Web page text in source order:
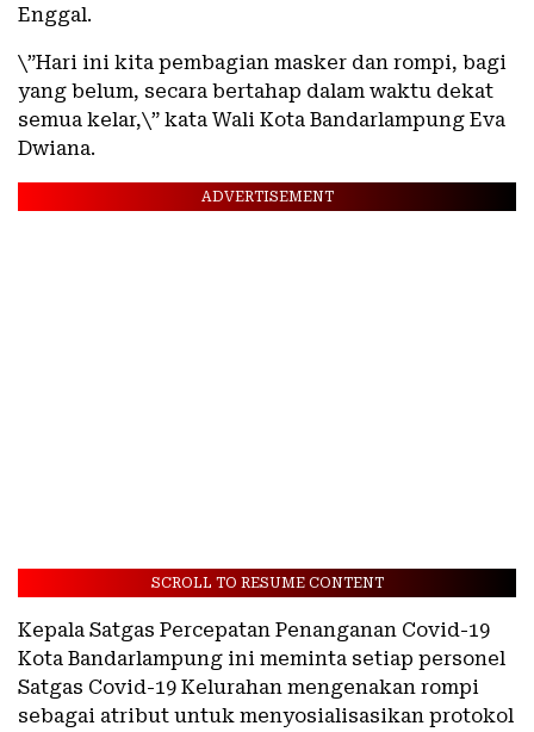
Enggal.
\”Hari ini kita pembagian masker dan rompi, bagi
yang belum, secara bertahap dalam waktu dekat
semua kelar,\” kata Wali Kota Bandarlampung Eva
Dwiana.
ADVERTISEMENT
SCROLL TO RESUME CONTENT
Kepala Satgas Percepatan Penanganan Covid-19
Kota Bandarlampung ini meminta setiap personel
Satgas Covid-19 Kelurahan mengenakan rompi
sebagai atribut untuk menyosialisasikan protokol